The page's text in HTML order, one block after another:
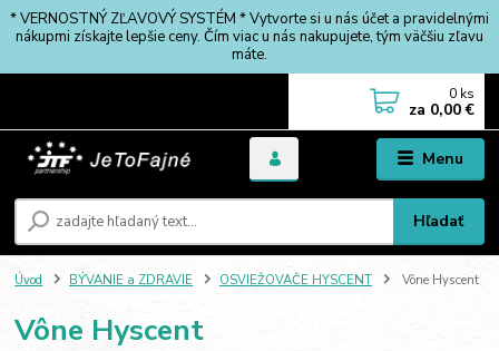
* VERNOSTNÝ ZĽAVOVÝ SYSTÉM * Vytvorte si u nás účet a pravidelnými
nákupmi získajte lepšie ceny. Čím viac u nás nakupujete, tým väčšiu zľavu
máte.
Menu
Hľadať
0 ks
za 0,00 €
Úvod BÝVANIE a ZDRAVIE OSVIEŽOVAČE HYSCENT Vône Hyscent
Vône Hyscent